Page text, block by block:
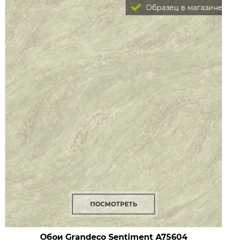
Образец в магазине
ПОСМОТРЕТЬ
Обои Grandeco SentimentA75604